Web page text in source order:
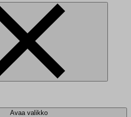
Avaa valikko